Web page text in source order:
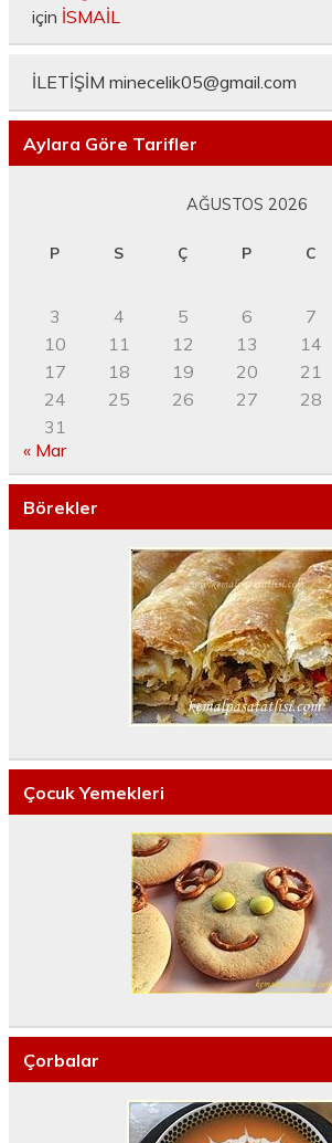
için İSMAİL
İLETİŞİM minecelik05@gmail.com
Aylara Göre Tarifler
AĞUSTOS 2026
P S Ç P C
3
4 5 6 7
10
11 12 13 14
17
18 19 20 21
24
25 26 27 28
31
« Mar
Börekler
Çocuk Yemekleri
Çorbalar